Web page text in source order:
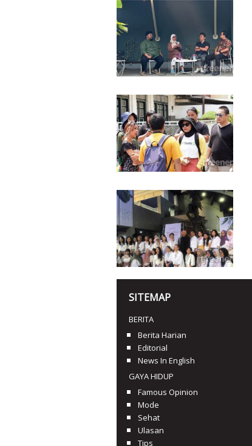
SITEMAP
BERITA
Berita Harian
Editorial
News In English
GAYA HIDUP
Famous Opinion
Mode
Sehat
Ulasan
Tips